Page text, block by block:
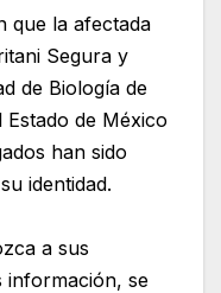
que la afectada
Segura y
de Biología de
de México
han sido
identidad.
a sus
información, se